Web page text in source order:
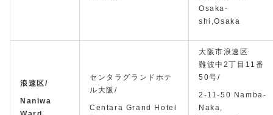
Osaka-
shi,Osaka
浪速区/
Naniwa
センタラグランドホテ
ル大阪/
Centara Grand Hotel
大阪市浪速区
難波中2丁目11番
50号/
2-11-50 Namba-
Naka,